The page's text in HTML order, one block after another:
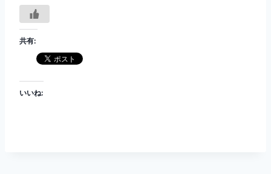
共有:
いいね: